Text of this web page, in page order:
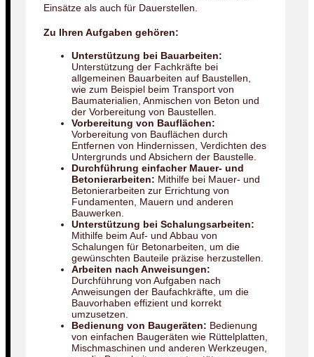
Einsätze als auch für Dauerstellen.
Zu Ihren Aufgaben gehören:
Unterstützung bei Bauarbeiten:
Unterstützung der Fachkräfte bei
allgemeinen Bauarbeiten auf Baustellen,
wie zum Beispiel beim Transport von
Baumaterialien, Anmischen von Beton und
der Vorbereitung von Baustellen.
Vorbereitung von Bauflächen:
Vorbereitung von Bauflächen durch
Entfernen von Hindernissen, Verdichten des
Untergrunds und Absichern der Baustelle.
Durchführung einfacher Mauer- und
Betonierarbeiten: Mithilfe bei Mauer- und
Betonierarbeiten zur Errichtung von
Fundamenten, Mauern und anderen
Bauwerken.
Unterstützung bei Schalungsarbeiten:
Mithilfe beim Auf- und Abbau von
Schalungen für Betonarbeiten, um die
gewünschten Bauteile präzise herzustellen.
Arbeiten nach Anweisungen:
Durchführung von Aufgaben nach
Anweisungen der Baufachkräfte, um die
Bauvorhaben effizient und korrekt
umzusetzen.
Bedienung von Baugeräten: Bedienung
von einfachen Baugeräten wie Rüttelplatten,
Mischmaschinen und anderen Werkzeugen,